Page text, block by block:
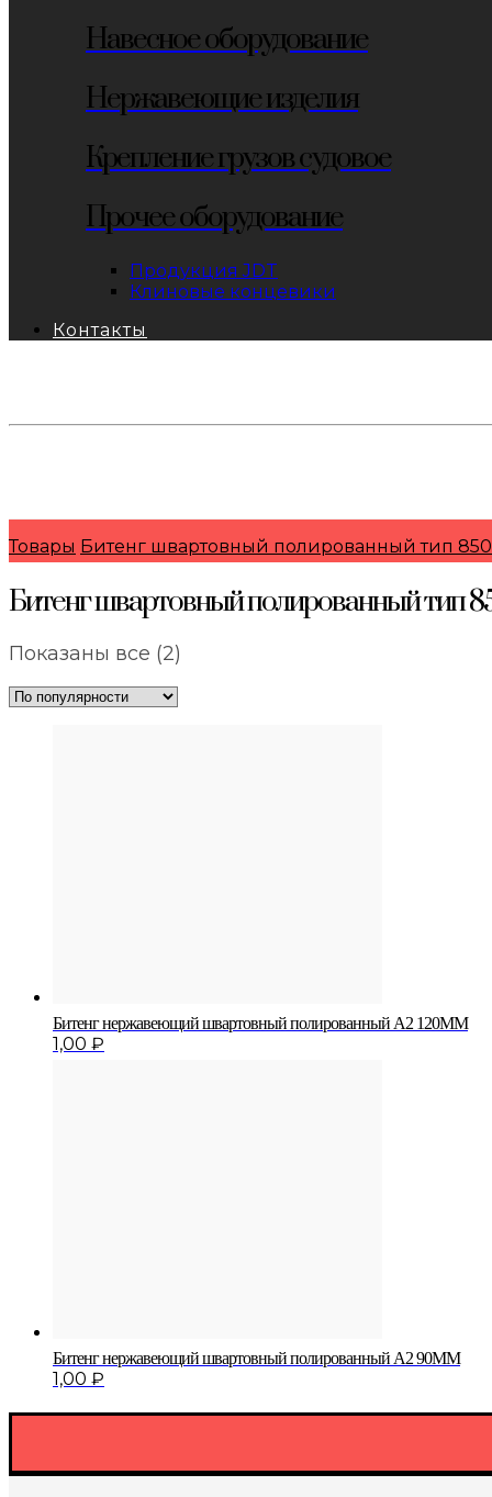
Навесное оборудование
Нержавеющие изделия
Крепление грузов судовое
Прочее оборудование
Продукция JDT
Клиновые концевики
Контакты
Товары Битенг швартовный полированный тип
Битенг швартовный полированный тип
Показаны все (2)
Битенг нержавеющий швартовный полированный A2 120MM
1,00 ₽
Битенг нержавеющий швартовный полированный A2 90MM
1,00 ₽